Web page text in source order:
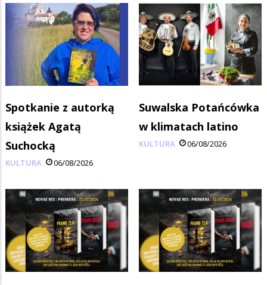
Spotkanie z autorką
książek Agatą
Suchocką
KULTURA 06/08/2026
Suwalska Potańcówka
w klimatach latino
KULTURA 06/08/2026